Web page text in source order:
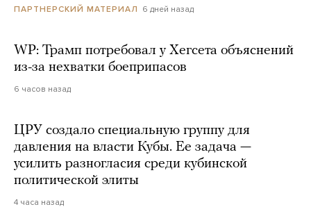
ПАРТНЕРСКИЙ МАТЕРИАЛ 6 дней назад
WP: Трамп потребовал у Хегсета объяснений
из-за нехватки боеприпасов
6 часов назад
ЦРУ создало специальную группу для
давления на власти Кубы. Ее задача —
усилить разногласия среди кубинской
политической элиты
4 часа назад